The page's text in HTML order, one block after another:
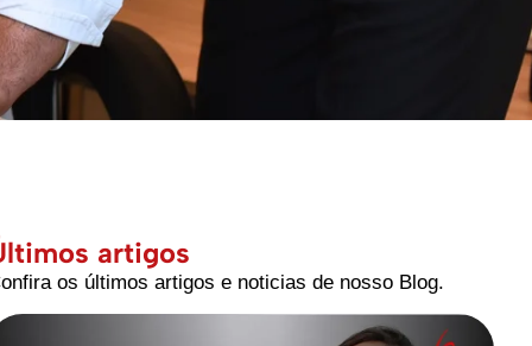
artigos
os últimos artigos e noticias de nosso Blog.